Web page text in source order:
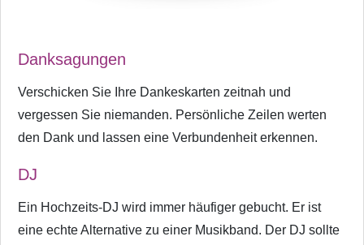
Danksagungen
Verschicken Sie Ihre Dankeskarten zeitnah und
vergessen Sie niemanden. Persönliche Zeilen werten
den Dank und lassen eine Verbundenheit erkennen.
DJ
Ein Hochzeits-DJ wird immer häufiger gebucht. Er ist
eine echte Alternative zu einer Musikband. Der DJ sollte